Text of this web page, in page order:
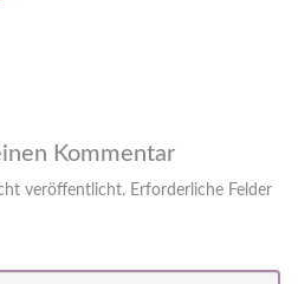
Kommentar
veröffentlicht. Erforderliche Felder